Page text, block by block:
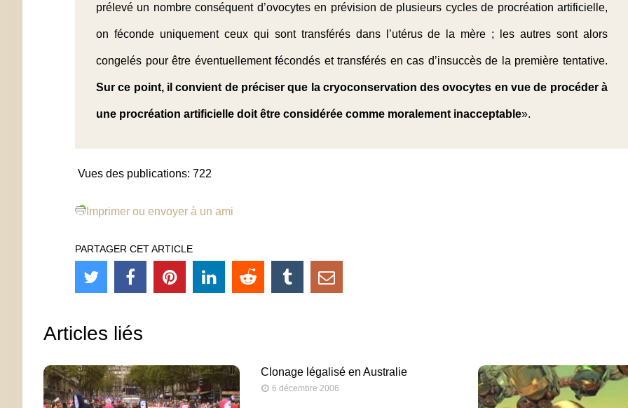
prélevé un nombre conséquent d’ovocytes en prévision de plusieurs cycles de procréation artificielle,
on féconde uniquement ceux qui sont transférés dans l’utérus de la mère ; les autres sont alors
congelés pour être éventuellement fécondés et transférés en cas d’insuccès de la première tentative.
Sur ce point, il convient de préciser que la cryoconservation des ovocytes en vue de procéder à
une procréation artificielle doit être considérée comme moralement inacceptable».
Vues des publications: 722
Imprimer ou envoyer à un ami
PARTAGER CET ARTICLE
Articles liés
Clonage légalisé en Australie
6 décembre 2006